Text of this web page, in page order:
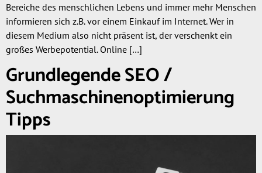
Bereiche des menschlichen Lebens und immer mehr Menschen
informieren sich z.B. vor einem Einkauf im Internet. Wer in
diesem Medium also nicht präsent ist, der verschenkt ein
großes Werbepotential. Online […]
Grundlegende SEO /
Suchmaschinenoptimierung
Tipps